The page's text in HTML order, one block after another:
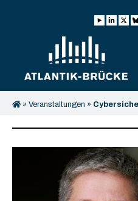
» Veranstaltungen »